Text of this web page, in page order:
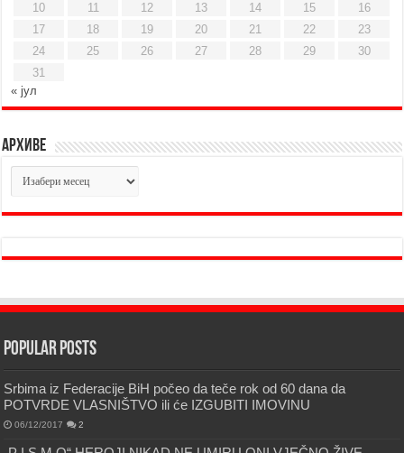
10
11 12 13 14 15
16
17
18 19 20 21 22
23
24
25 26 27 28 29
30
31
« јул
Архиве
Архиве
Popular Posts
Srbima iz Federacije BiH počeo da teče rok od 60 dana da
POTVRDE VLASNIŠTVO ili će IZGUBITI IMOVINU
06/12/2017 2